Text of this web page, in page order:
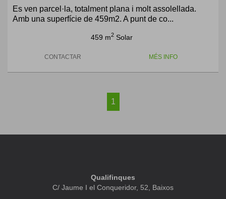
Es ven parcel·la, totalment plana i molt assolellada.
Amb una superfície de 459m2. A punt de co...
459 m2 Solar
CONTACTAR MÉS INFO
1
Qualifinques
C/ Jaume I el Conqueridor, 52, Baixos